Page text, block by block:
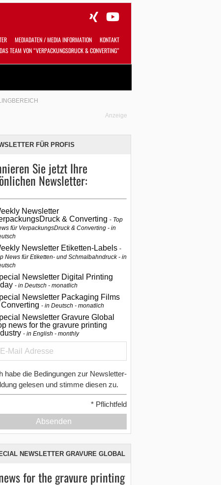
MEDIADATEN / MEDIA INFORMATION
KONTAKT
DAS TEAM VON “VERPACKUNGSDRUCK & CONVERTING”
Anzeige
FÜR PROFIS
Sie jetzt Ihre
Newsletter:
Newsletter
& Converting Top
für VerpackungsDruck & Converting - in
Newsletter Etiketten-Labels
News für Etiketten- und Schmalbahndruck - in
Newsletter Digital Printing
in Deutsch - monatlich
Newsletter Packaging Films
Converting in Deutsch - monatlich
Newsletter Gravure Global
news for the gravure printing
in English - monthly
habe die Bedingungen zur Newsletter-
gelesen und stimme diesen zu.
* Pflichtfeld
Absenden
NEWSLETTER GRAVURE GLOBAL
for the gravure printing